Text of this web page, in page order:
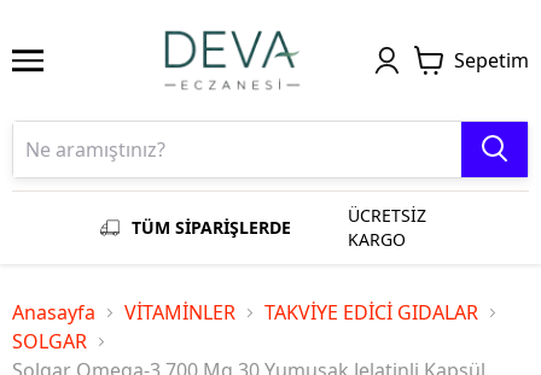
Sepetim
TÜM SİPARİŞLERDE
ÜCRETSİZ
KARGO
Anasayfa VİTAMİNLER
TAKVİYE EDİCİ GIDALAR
SOLGAR